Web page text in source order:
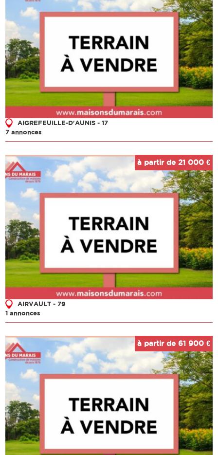
AIGREFEUILLE-D'AUNIS - 17
7 annonces
AIRVAULT - 79
1 annonces
à partir de 21 000 €
à partir de 61 900 €